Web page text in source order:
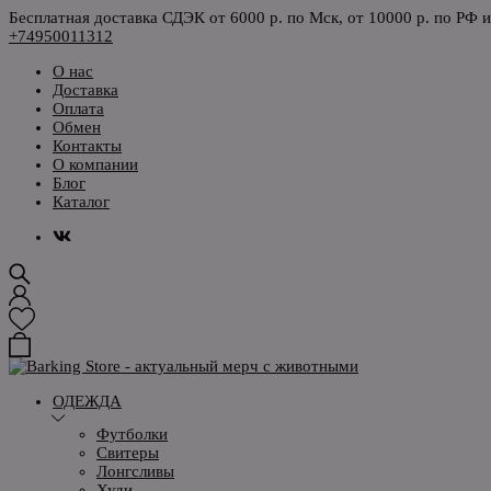
Бесплатная доставка СДЭК от 6000 р. по Мск, от 10000 р. по РФ
+74950011312
О нас
Доставка
Оплата
Обмен
Контакты
О компании
Блог
Каталог
ОДЕЖДА
Футболки
Свитеры
Лонгсливы